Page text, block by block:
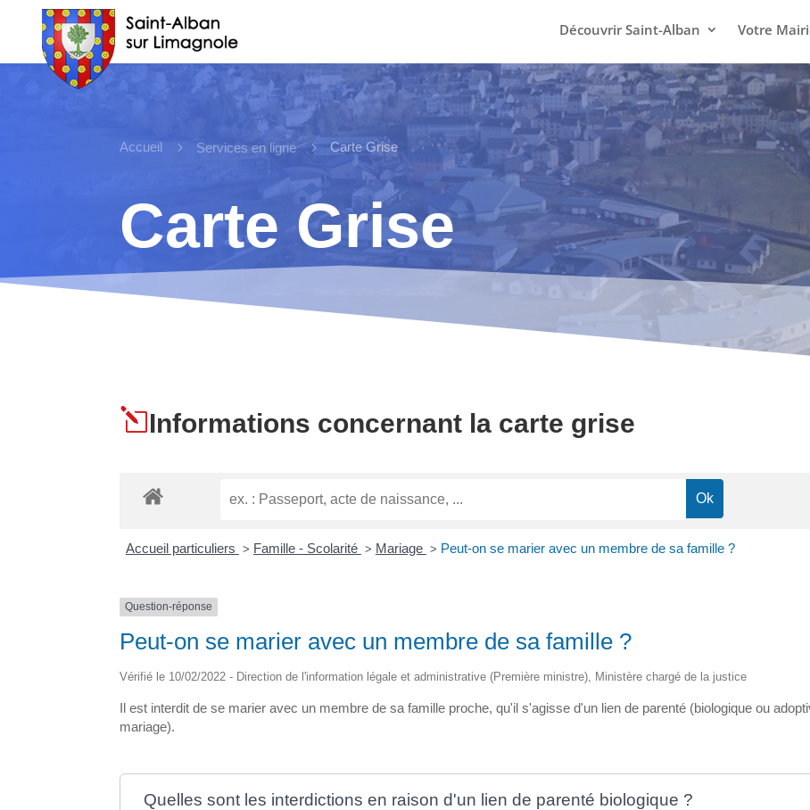
Découvrir Saint-Alban Votre
Accueil 5 Services en ligne 5 Carte Grise
Carte Grise
lInformations concernant la carte grise
Accueil particuliers > Famille - Scolarité > Mariage > Peut-on se marier avec un membre de sa famille ?
Question-réponse
Peut-on se marier avec un membre de sa famille ?
Vérifié le 10/02/2022 - Direction de l'information légale et administrative (Première ministre), Ministère chargé de la justice
Il est interdit de se marier avec un membre de sa famille proche, qu'il s'agisse d'un lien de parenté (biologique ou
mariage).
Quelles sont les interdictions en raison d'un lien de parenté biologique ?